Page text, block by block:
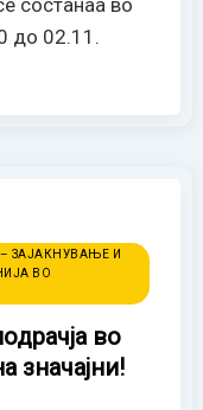
до 02.11.
ЗАЈАКНУВАЊЕ И
ВО
во
значајни!